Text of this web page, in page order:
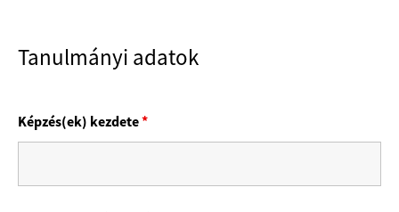
Tanulmányi adatok
Képzés(ek) kezdete*